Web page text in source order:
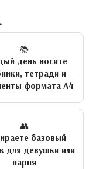
📚
день носите
тетради и
формата А4
👥
базовый
для девушки или
парня